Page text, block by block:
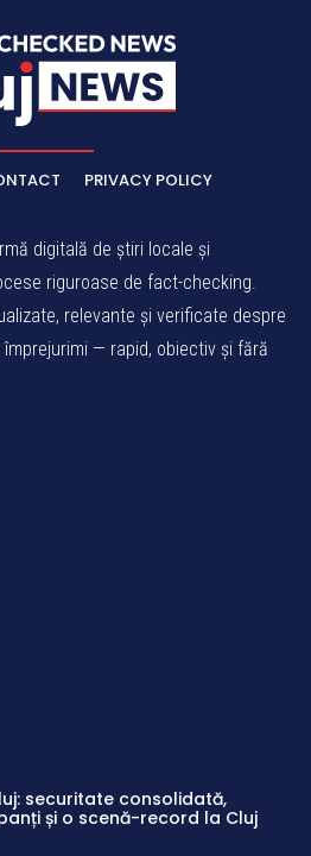
PRIVACY POLICY
digitală de știri locale și
riguroase de fact-checking.
relevante și verificate despre
— rapid, obiectiv și fără
securitate consolidată,
și o scenă-record la Cluj